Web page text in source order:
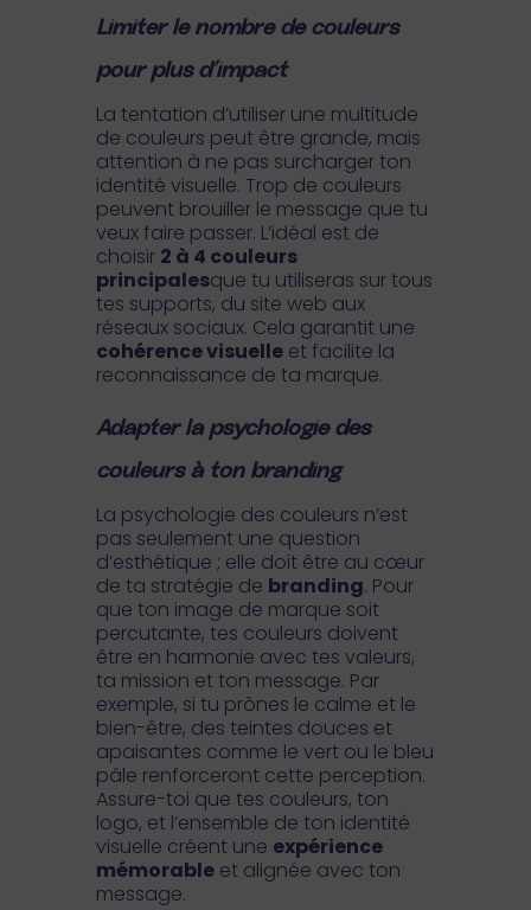
Limiter le nombre de couleurs
pour plus d’impact
La tentation d’utiliser une multitude
de couleurs peut être grande, mais
attention à ne pas surcharger ton
identité visuelle. Trop de couleurs
peuvent brouiller le message que tu
veux faire passer. L’idéal est de
choisir 2 à 4 couleurs
principalesque tu utiliseras sur tous
tes supports, du site web aux
réseaux sociaux. Cela garantit une
cohérence visuelleet facilite la
reconnaissance de ta marque.
Adapter la psychologie des
couleurs à ton branding
La psychologie des couleurs n’est
pas seulement une question
d’esthétique ; elle doit être au cœur
de ta stratégie de branding. Pour
que ton image de marque soit
percutante, tes couleurs doivent
être en harmonie avec tes valeurs,
ta mission et ton message. Par
exemple, si tu prônes le calme et le
bien-être, des teintes douces et
apaisantes comme le vert ou le bleu
pâle renforceront cette perception.
Assure-toi que tes couleurs, ton
logo, et l’ensemble de ton identité
visuelle créent une expérience
mémorableet alignée avec ton
message.